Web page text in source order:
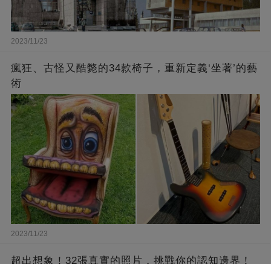
2023/11/23
瘋狂、古怪又酷斃的34款椅子，重新定義‘坐著’的藝
術
2023/11/23
超出想象！32張真實的照片，挑戰你的認知邊界！